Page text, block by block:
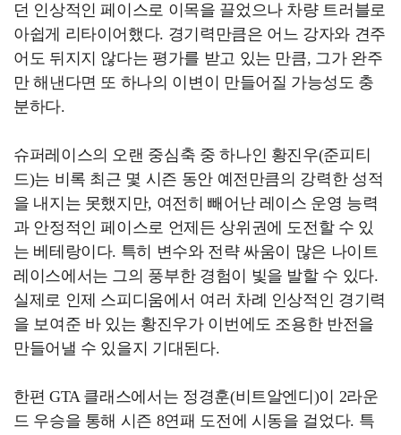
던 인상적인 페이스로 이목을 끌었으나 차량 트러블로
아쉽게 리타이어했다. 경기력만큼은 어느 강자와 견주
어도 뒤지지 않다는 평가를 받고 있는 만큼, 그가 완주
만 해낸다면 또 하나의 이변이 만들어질 가능성도 충
분하다.
슈퍼레이스의 오랜 중심축 중 하나인 황진우(준피티
드)는 비록 최근 몇 시즌 동안 예전만큼의 강력한 성적
을 내지는 못했지만, 여전히 빼어난 레이스 운영 능력
과 안정적인 페이스로 언제든 상위권에 도전할 수 있
는 베테랑이다. 특히 변수와 전략 싸움이 많은 나이트
레이스에서는 그의 풍부한 경험이 빛을 발할 수 있다.
실제로 인제 스피디움에서 여러 차례 인상적인 경기력
을 보여준 바 있는 황진우가 이번에도 조용한 반전을
만들어낼 수 있을지 기대된다.
한편 GTA 클래스에서는 정경훈(비트알엔디)이 2라운
드 우승을 통해 시즌 8연패 도전에 시동을 걸었다. 특